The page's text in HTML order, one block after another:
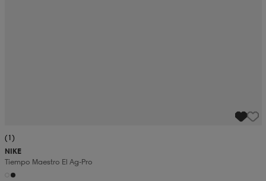
(1)
NIKE
Tiempo Maestro El Ag-Pro